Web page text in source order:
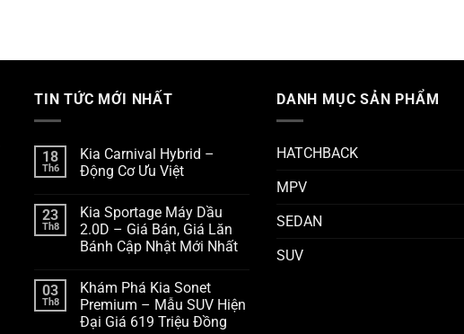
TIN TỨC MỚI NHẤT
18
Th6
Kia Carnival Hybrid –
Động Cơ Ưu Việt
23
Th8
Kia Sportage Máy Dầu
2.0D – Giá Bán, Giá Lăn
Bánh Cập Nhật Mới Nhất
03
Th8
Khám Phá Kia Sonet
Premium – Mẫu SUV Hiện
Đại Giá 619 Triệu Đồng
DANH MỤC SẢN PHẨM
HATCHBACK
MPV
SEDAN
SUV